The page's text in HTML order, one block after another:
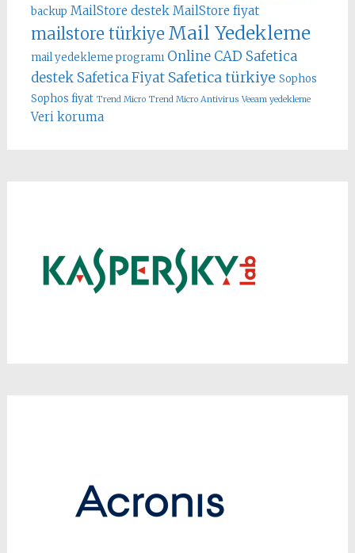
backup MailStore destek MailStore fiyat
mailstore türkiye Mail Yedekleme
mail yedekleme programı Online CAD Safetica
destek Safetica Fiyat Safetica türkiye Sophos
Sophos fiyat Trend Micro Trend Micro Antivirus Veeam yedekleme
Veri koruma